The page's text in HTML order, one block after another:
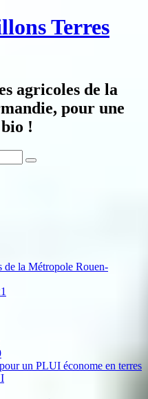
Terres
agricoles de la
pour une
!
de la Métropole Rouen-
un PLUI économe en terres